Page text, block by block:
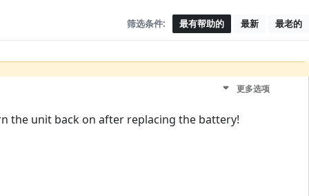
筛选条件: 最有帮助的 最新 最老的
更多选项
the unit back on after replacing the battery!